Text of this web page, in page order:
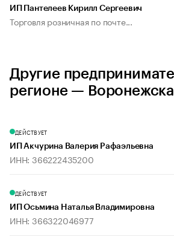
ИП Пантелеев Кирилл Сергеевич
Торговля розничная по почте...
Другие
регионе —
ДЕЙСТВУЕТ
ИП Акчурина Валерия Рафаэльевна
ИНН: 366222435200
ДЕЙСТВУЕТ
ИП Осьмина Наталья Владимировна
ИНН: 366322046977